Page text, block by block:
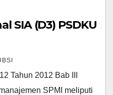
SIA (D3) PSDKU
Tahun 2012 Bab III
SPMI meliputi